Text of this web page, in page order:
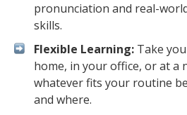
pronunciation and real-
skills.
Flexible Learning: Take
home, in your office, or at a
whatever fits your routine
and where.